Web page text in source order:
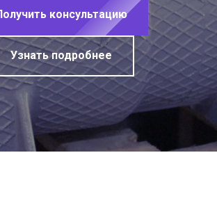
консультацию
Узнать подробнее